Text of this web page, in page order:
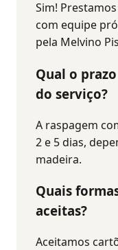
Sim!
com equipe
pela Melvino
Qual o
do serviço?
A raspagem
2 e 5 dias,
madeira.
Quais
aceitas?
Aceitamos